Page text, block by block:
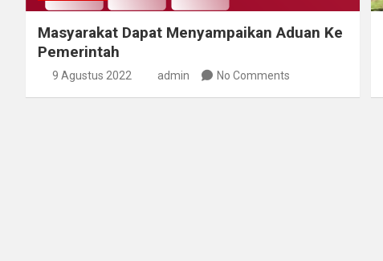
Masyarakat Dapat Menyampaikan Aduan Ke
Pemerintah
9 Agustus 2022 admin No Comments